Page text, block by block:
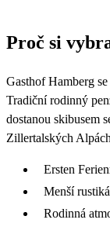
Proč si
Gasthof Hamberg
Tradiční rodinný
dostanou skibusem
Zillertalských
Ersten
Menší
Rodinná